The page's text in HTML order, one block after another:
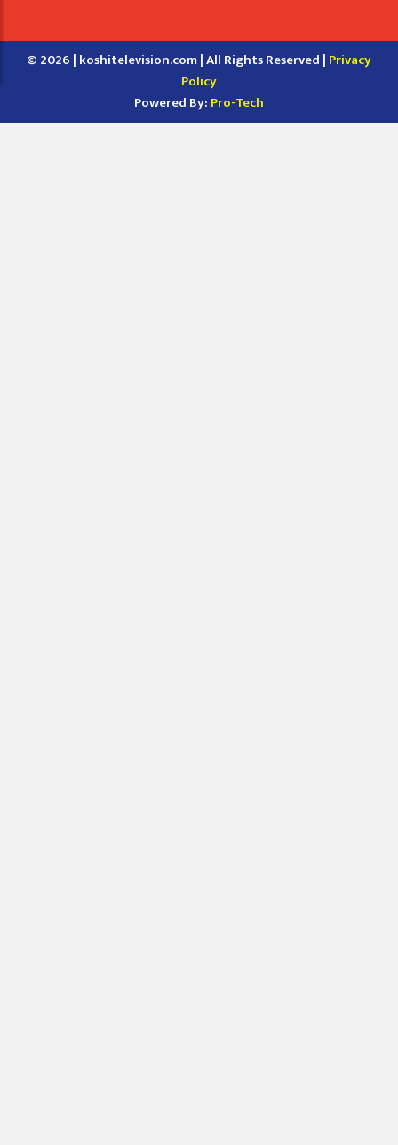
© 2026 | koshitelevision.com | All Rights Reserved | Privacy
Policy
Powered By: Pro-Tech